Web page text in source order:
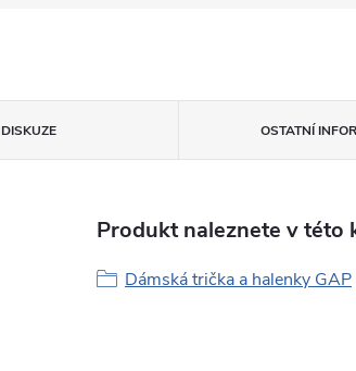
DISKUZE OSTATNÍ
Produkt naleznete v této
Dámská trička a halenky GAP